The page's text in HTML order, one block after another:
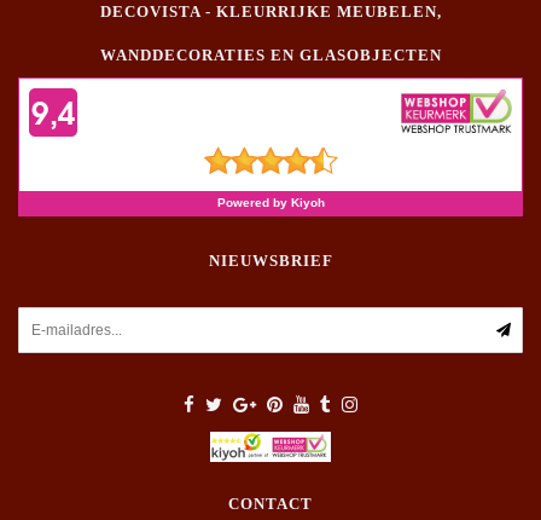
DECOVISTA - KLEURRIJKE MEUBELEN,
WANDDECORATIES EN GLASOBJECTEN
NIEUWSBRIEF
CONTACT